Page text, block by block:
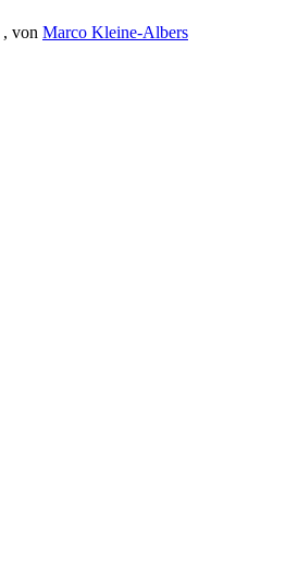
, von Marco Kleine-Albers